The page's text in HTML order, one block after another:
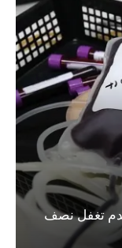
تغفل نصف